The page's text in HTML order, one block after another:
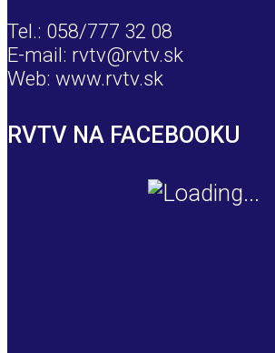
Tel.: 058/777 32 08
E-mail: rvtv@rvtv.sk
Web: www.rvtv.sk
RVTV NA FACEBOOKU